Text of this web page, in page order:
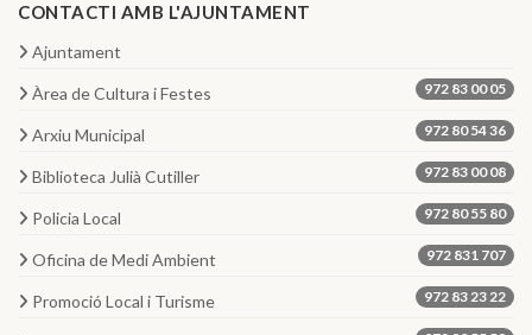
CONTACTI AMB L'AJUNTAMENT
Ajuntament
Àrea de Cultura i Festes 972 83 00 05
Arxiu Municipal 972 80 54 36
Biblioteca Julià Cutiller 972 83 00 08
Policia Local 972 80 55 80
Oficina de Medi Ambient 972 831 707
Promoció Local i Turisme 972 83 23 22